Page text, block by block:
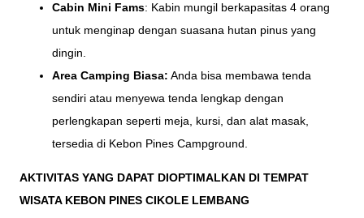
Cabin Mini Fams: Kabin mungil berkapasitas 4 orang
untuk menginap dengan suasana hutan pinus yang
dingin.
Area Camping Biasa: Anda bisa membawa tenda
sendiri atau menyewa tenda lengkap dengan
perlengkapan seperti meja, kursi, dan alat masak,
tersedia di Kebon Pines Campground.
AKTIVITAS YANG DAPAT DIOPTIMALKAN DI TEMPAT
WISATA KEBON PINES CIKOLE LEMBANG